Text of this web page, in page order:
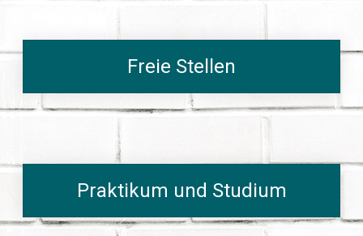
Freie Stellen
Praktikum und Studium